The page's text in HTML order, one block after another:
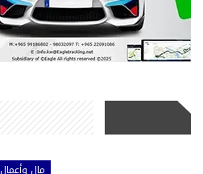
مال وأعمال